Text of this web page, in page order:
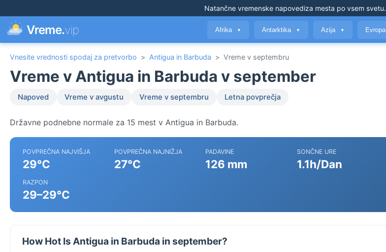
Natančne vremenske napovediza mesta po vsem svetu.
Vreme.vip Afrika ▼ Antarktika ▼ Azija ▼ Evropa
Vnesite vrednosti spodaj za pretvorbo > Antigua in Barbuda > Vreme v septembru
Vreme v Antigua in Barbuda v september
Napoved Vreme v avgustu Vreme v septembru Letna povprečja
Državne podnebne normale za 15 mest v Antigua in Barbuda.
POVPREČNA NAJVIŠJA
29°C
POVPREČNA NAJNIŽJA
27°C
PADAVINE
126 mm
SONČNE URE
1.1h/Dan
RAZPON
29–29°C
How Hot Is Antigua in Barbuda in september?